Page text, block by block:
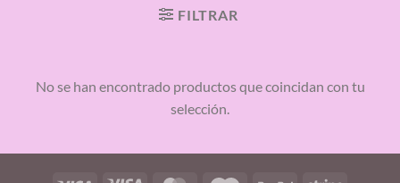
FILTRAR
No se han encontrado productos que coincidan con tu
selección.